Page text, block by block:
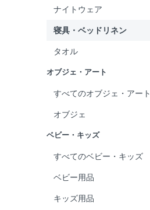
ナイトウェア
寝具・ベッドリネン
タオル
オブジェ・アート
すべてのオブジェ・アート
オブジェ
ベビー・キッズ
すべてのベビー・キッズ
ベビー用品
キッズ用品